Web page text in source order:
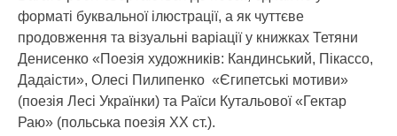
форматі буквальної ілюстрації, а як чуттєве
продовження та візуальні варіації у книжках Тетяни
Денисенко «Поезія художників: Кандинський, Пікассо,
Дадаісти», Олесі Пилипенко «Єгипетські мотиви»
(поезія Лесі Українки) та Раїси Кутальової «Гектар
Раю» (польська поезія ХХ ст.).